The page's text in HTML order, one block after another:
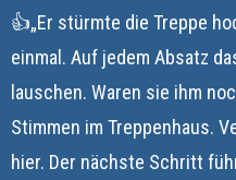
👍„Er stürmte die Treppe
einmal. Auf jedem Absatz
lauschen. Waren sie ihm
Stimmen im Treppenhaus.
hier. Der nächste Schritt